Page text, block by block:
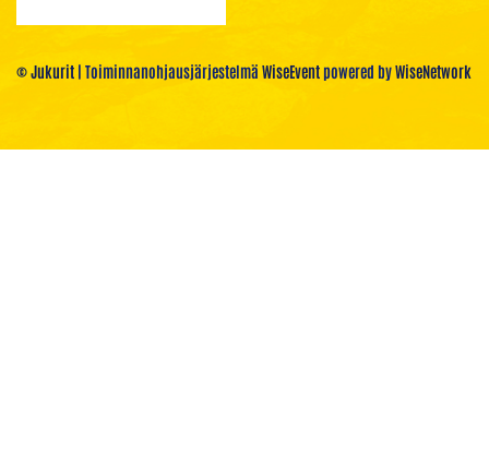
© Jukurit | Toiminnanohjausjärjestelmä WiseEventpowered byWiseNetwork